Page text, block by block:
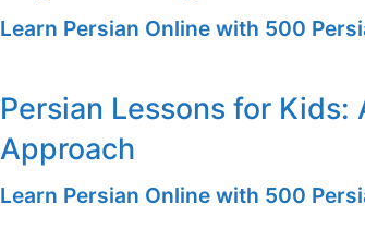
Learn Persian Online with 500
Persian Lessons for Kids:
Approach
Learn Persian Online with 500